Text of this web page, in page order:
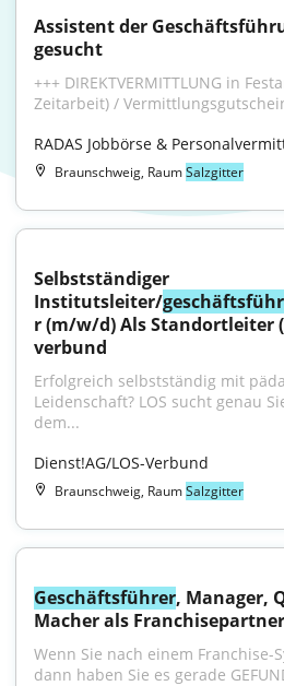
Assistent der
gesucht
+++ DIREKTVERMITTLUNG in
Zeitarbeit) /
RADAS Jobbörse &
Braunschweig, RaumSalzgitter
Selbstständiger
Institutsleiter/
r (m/w/d) Als Standortleiter
verbund
Erfolgreich selbstständig mit
Leidenschaft? LOS sucht genau
dem...
Dienst!AG/LOS-Verbund
Braunschweig, RaumSalzgitter
Geschäftsführer, Manager,
Macher als
Wenn Sie nach einem Franchise-
dann haben Sie es gerade